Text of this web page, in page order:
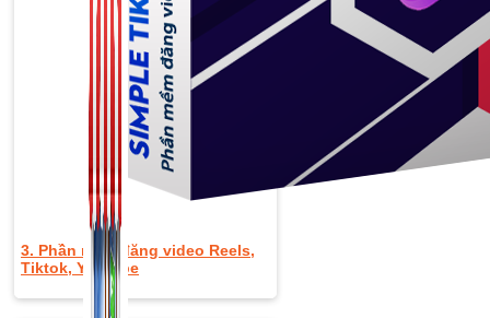
104 bài viết
New
3. Phần mềm đăng video Reels,
Tiktok, Youtube